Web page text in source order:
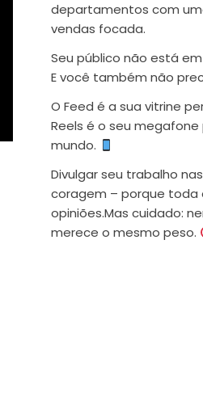
departamentos com
vendas focada.
Seu público não está
E você também não
O Feed é a sua vitrine
Reels é o seu
mundo.
Divulgar seu trabalho
coragem – porque toda
opiniões.Mas cuidado:
merece o mesmo peso.